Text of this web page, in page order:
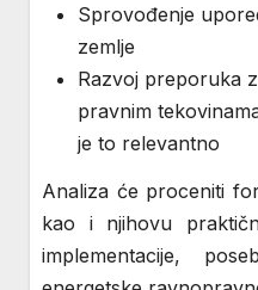
Sprovođenje
zemlje
Razvoj preporuka
pravnim
je to relevantno
Analiza će proceniti
kao i njihovu
implementacije,